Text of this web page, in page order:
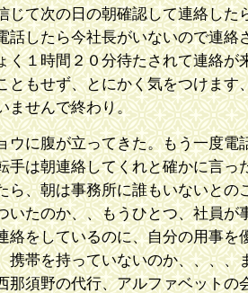
じて次の日の朝確認して連絡した
話したら今社長がいないので連絡
く１時間２０分待たされて連絡が
ともせず、とにかく気をつけます
ませんで終わり。
に腹が立ってきた。もう一度電
手は朝連絡してくれと確かに言っ
ら、朝は事務所に誰もいないとの
いたのか、、もうひとつ、社員が
絡をしているのに、自分の用事を
携帯を持っていないのか、、、、
那須野の代行、アルファベットの